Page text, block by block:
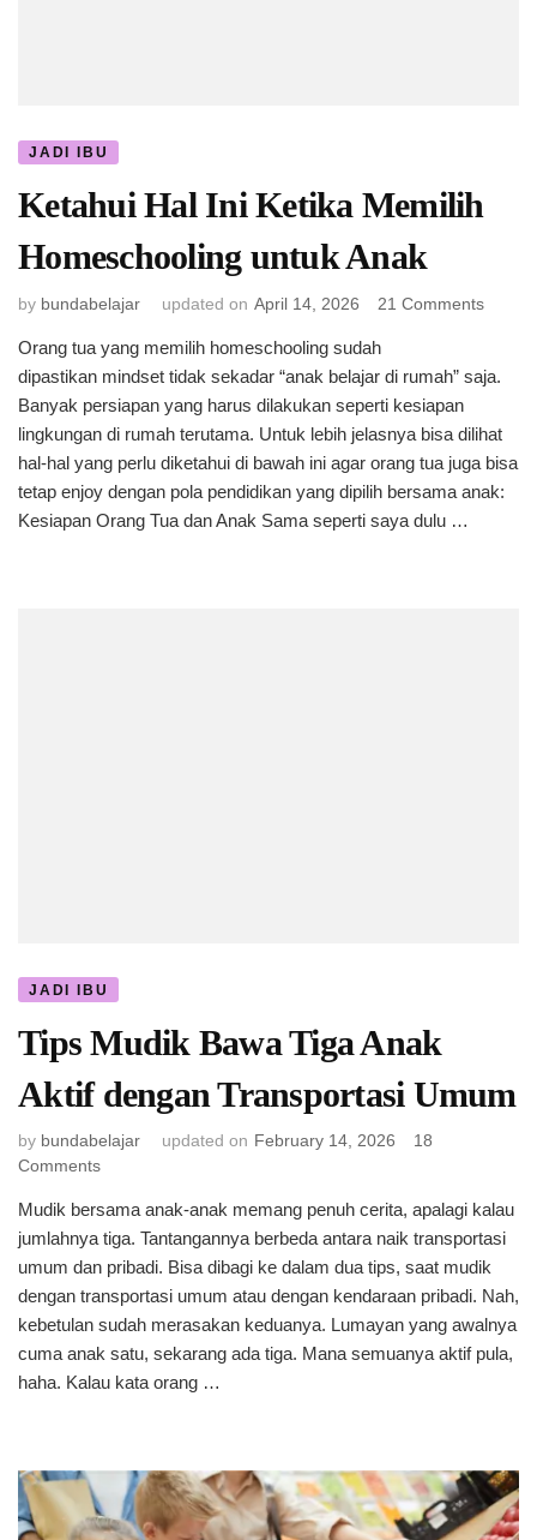
JADI IBU
Ketahui Hal Ini Ketika Memilih
Homeschooling untuk Anak
by bundabelajar updated on April 14, 2026 21 Commentson
Ini
Anak
Orang tua yang memilih homeschooling sudah
dipastikan mindset tidak sekadar “anak belajar di rumah” saja.
Banyak persiapan yang harus dilakukan seperti kesiapan
lingkungan di rumah terutama. Untuk lebih jelasnya bisa dilihat
hal-hal yang perlu diketahui di bawah ini agar orang tua juga bisa
tetap enjoy dengan pola pendidikan yang dipilih bersama anak:
Kesiapan Orang Tua dan Anak Sama seperti saya dulu …
JADI IBU
Tips Mudik Bawa Tiga Anak
Aktif dengan Transportasi Umum
by bundabelajar updated on February 14, 2026
18
Commentson
Mudik
Bawa
Tiga
Anak
Aktif
Transportasi
Umum
Mudik bersama anak-anak memang penuh cerita, apalagi kalau
jumlahnya tiga. Tantangannya berbeda antara naik transportasi
umum dan pribadi. Bisa dibagi ke dalam dua tips, saat mudik
dengan transportasi umum atau dengan kendaraan pribadi. Nah,
kebetulan sudah merasakan keduanya. Lumayan yang awalnya
cuma anak satu, sekarang ada tiga. Mana semuanya aktif pula,
haha. Kalau kata orang …